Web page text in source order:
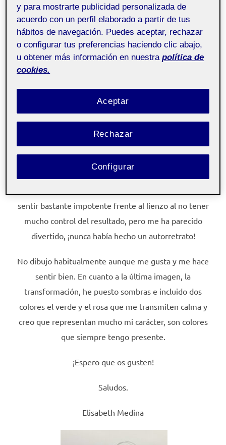
Taller de dibujo aula 2 Pública
¡Hola!
Primero he hecho el del espejo, resulta muy difícil no
mirar mientras realizas es dibujo, a momentos se te va
el ojillo para ver qué estás haciendo o al menos, donde
gustado y con la que más me siento yo.
sentir bastante impotente frente al lienzo al no tener
mucho control del resultado, pero me ha parecido
divertido, ¡nunca había hecho un autorretrato!
No dibujo habitualmente aunque me gusta y me hace
sentir bien. En cuanto a la última imagen, la
transformación, he puesto sombras e incluido dos
colores el verde y el rosa que me transmiten calma y
creo que representan mucho mi carácter, son colores
que siempre tengo presente.
¡Espero que os gusten!
Saludos.
Elisabeth Medina
y para mostrarte publicidad personalizada de
acuerdo con un perfil elaborado a partir de tus
hábitos de navegación. Puedes aceptar, rechazar
o configurar tus preferencias haciendo clic abajo,
u obtener más información en nuestra política de
cookies.
Rechazar
Aceptar
Configurar